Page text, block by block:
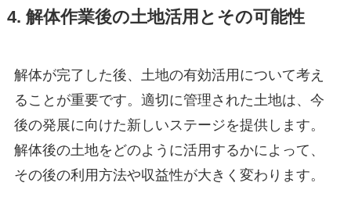
4. 解体作業後の土地活用とその可能性
解体が完了した後、土地の有効活用について考え
ることが重要です。適切に管理された土地は、今
後の発展に向けた新しいステージを提供します。
解体後の土地をどのように活用するかによって、
その後の利用方法や収益性が大きく変わります。